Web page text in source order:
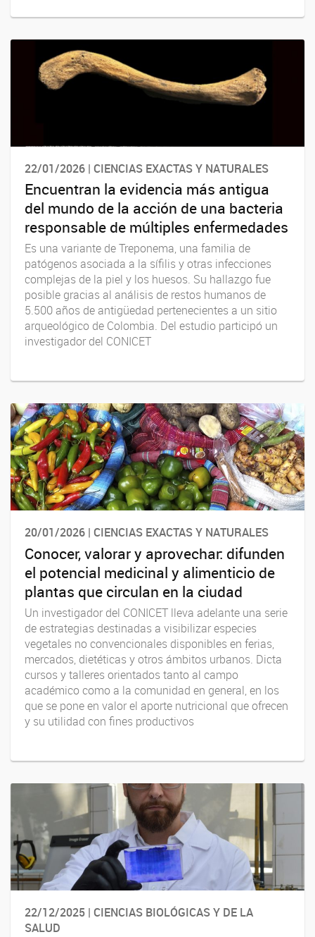
22/01/2026 | CIENCIAS EXACTAS Y NATURALES
Encuentran la evidencia más antigua
del mundo de la acción de una bacteria
responsable de múltiples enfermedades
Es una variante de Treponema, una familia de
patógenos asociada a la sífilis y otras infecciones
complejas de la piel y los huesos. Su hallazgo fue
posible gracias al análisis de restos humanos de
5.500 años de antigüedad pertenecientes a un sitio
arqueológico de Colombia. Del estudio participó un
investigador del CONICET
20/01/2026 | CIENCIAS EXACTAS Y NATURALES
Conocer, valorar y aprovechar: difunden
el potencial medicinal y alimenticio de
plantas que circulan en la ciudad
Un investigador del CONICET lleva adelante una serie
de estrategias destinadas a visibilizar especies
vegetales no convencionales disponibles en ferias,
mercados, dietéticas y otros ámbitos urbanos. Dicta
cursos y talleres orientados tanto al campo
académico como a la comunidad en general, en los
que se pone en valor el aporte nutricional que ofrecen
y su utilidad con fines productivos
22/12/2025 | CIENCIAS BIOLÓGICAS Y DE LA
SALUD